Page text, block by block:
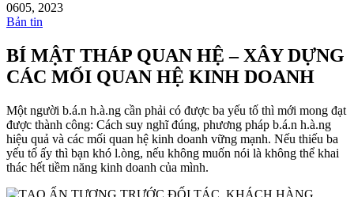
0605, 2023
Bản tin
BÍ MẬT THÁP QUAN HỆ – XÂY DỰNG
CÁC MỐI QUAN HỆ KINH DOANH
Một người b.á.n h.à.ng cần phải có được ba yếu tố thì mới mong đạt
được thành công: Cách suy nghĩ đúng, phương pháp b.á.n h.à.ng
hiệu quả và các mối quan hệ kinh doanh vững mạnh. Nếu thiếu ba
yếu tố ấy thì bạn khó l.òng, nếu không muốn nói là không thể khai
thác hết tiềm năng kinh doanh của mình.